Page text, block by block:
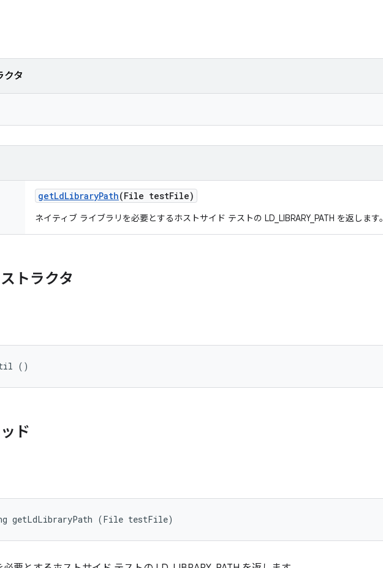
クタ
getLdLibraryPath(File testFile)
ネイティブ ライブラリを必要とするホストサイド テストの LD_LIBRARY_PATH を返します。
トラクタ
()
ド
getLdLibraryPath (File testFile)